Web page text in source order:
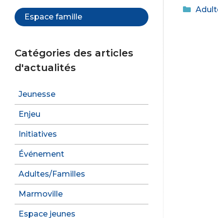
c
Espace famille
Catégories des articles
d'actualités
Jeunesse
Enjeu
Initiatives
Événement
Adultes/Familles
Marmoville
Espace jeunes